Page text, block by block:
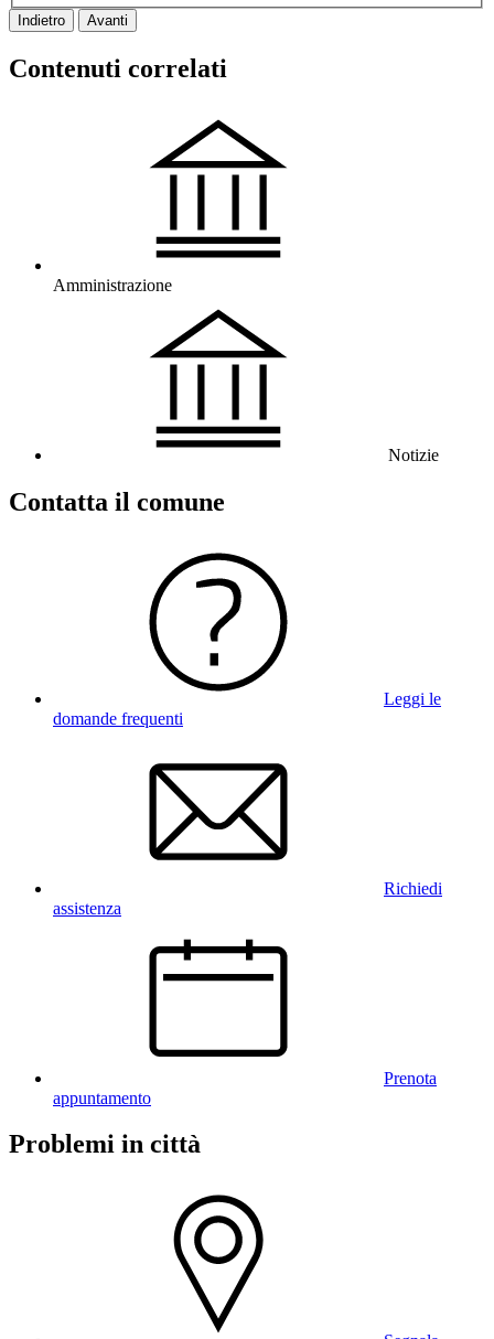
Indietro Avanti
Contenuti correlati
Amministrazione
Notizie
Contatta il comune
Leggi le
domande frequenti
Richiedi
assistenza
Prenota
appuntamento
Problemi in città